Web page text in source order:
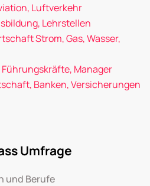
Luftverkehr
Lehrstellen
Strom, Gas, Wasser,
Manager
Banken, Versicherungen
Umfrage
und Berufe